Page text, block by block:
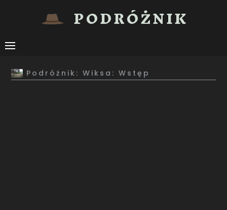
PODRÓŻNIK
Podróżnik: Wiksa: Wstęp